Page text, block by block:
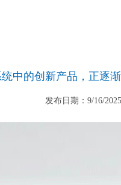
中的创新产品，正逐
发布日期：9/16/2025